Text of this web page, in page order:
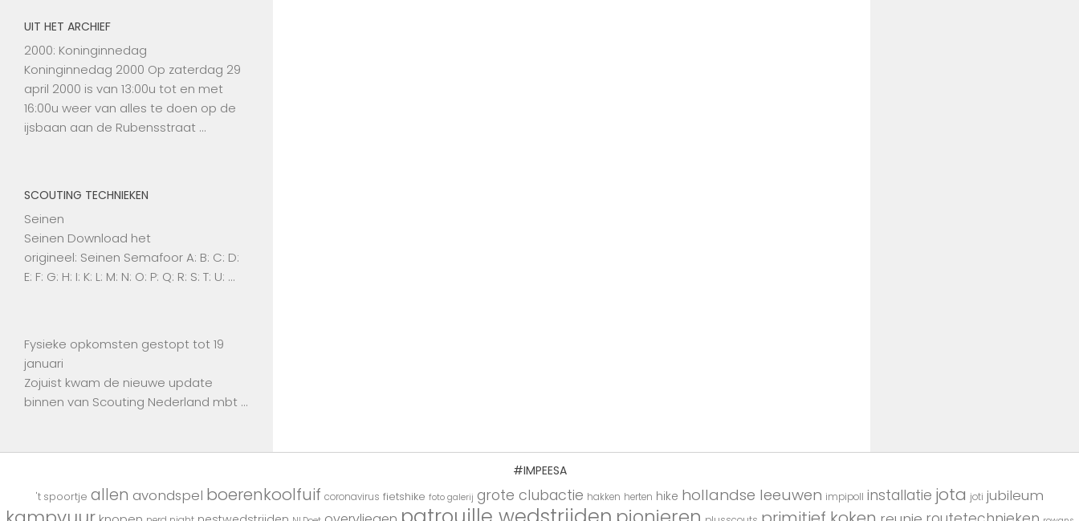
UIT HET ARCHIEF
2000: Koninginnedag
Koninginnedag 2000 Op zaterdag 29
april 2000 is van 13:00u tot en met
16:00u weer van alles te doen op de
ijsbaan aan de Rubensstraat …
SCOUTING TECHNIEKEN
Seinen
Seinen Download het
origineel: Seinen Semafoor A: B: C: D:
E: F: G: H: I: K: L: M: N: O: P: Q: R: S: T: U: …
Fysieke opkomsten gestopt tot 19
januari
Zojuist kwam de nieuwe update
binnen van Scouting Nederland mbt …
#IMPEESA
't spoortje allen avondspel boerenkoolfuif coronavirus fietshike foto galerij grote clubactie hakken herten hike hollandse leeuwen impipoll installatie jota joti jubileum